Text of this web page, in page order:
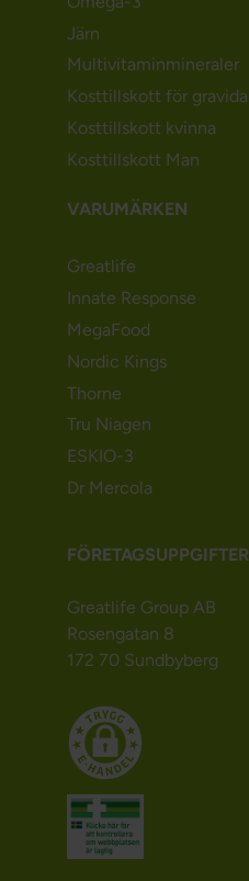
Järn
Multivitaminmineraler
Kosttillskott för gravida
Kosttillskott kvinna
Kosttillskott Man
VARUMÄRKEN
Greatlife
Innate Response
MegaFood
Nordic Kings
Thorne
Tru Niagen
ESKIO-3
Dr Mercola
FÖRETAGSUPPGIFTER
Greatlife Group AB
Rosengatan 8
172 70 Sundbyberg